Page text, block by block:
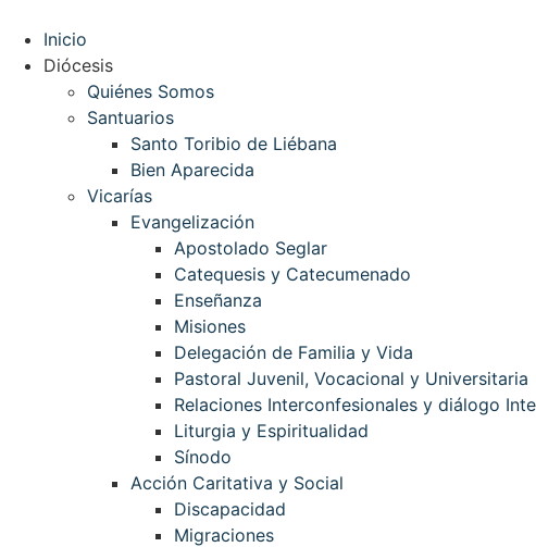
contenido
Inicio
Diócesis
Quiénes Somos
Santuarios
Santo Toribio de Liébana
Bien Aparecida
Vicarías
Evangelización
Apostolado Seglar
Catequesis y Catecumenado
Enseñanza
Misiones
Delegación de Familia y Vida
Pastoral Juvenil, Vocacional y Universitaria
Relaciones Interconfesionales y diálogo
Liturgia y Espiritualidad
Sínodo
Acción Caritativa y Social
Discapacidad
Migraciones